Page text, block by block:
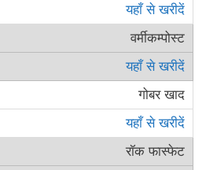
यहाँ से खरीदें
वर्मीकम्पोस्ट
यहाँ से खरीदें
गोबर खाद
यहाँ से खरीदें
रॉक फास्फेट